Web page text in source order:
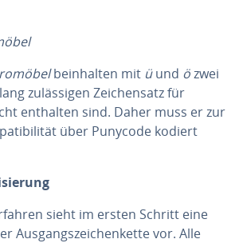
be­inhal­ten mit üund özwei
zu­läs­si­gen Zei­chen­satz für
enthalten sind. Daher muss er zur
über Punycode kodiert
sieht im ersten Schritt eine
Aus­gangs­zei­chen­ket­te vor. Alle